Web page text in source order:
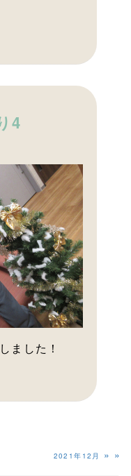
4
ました！
2021年12月 »